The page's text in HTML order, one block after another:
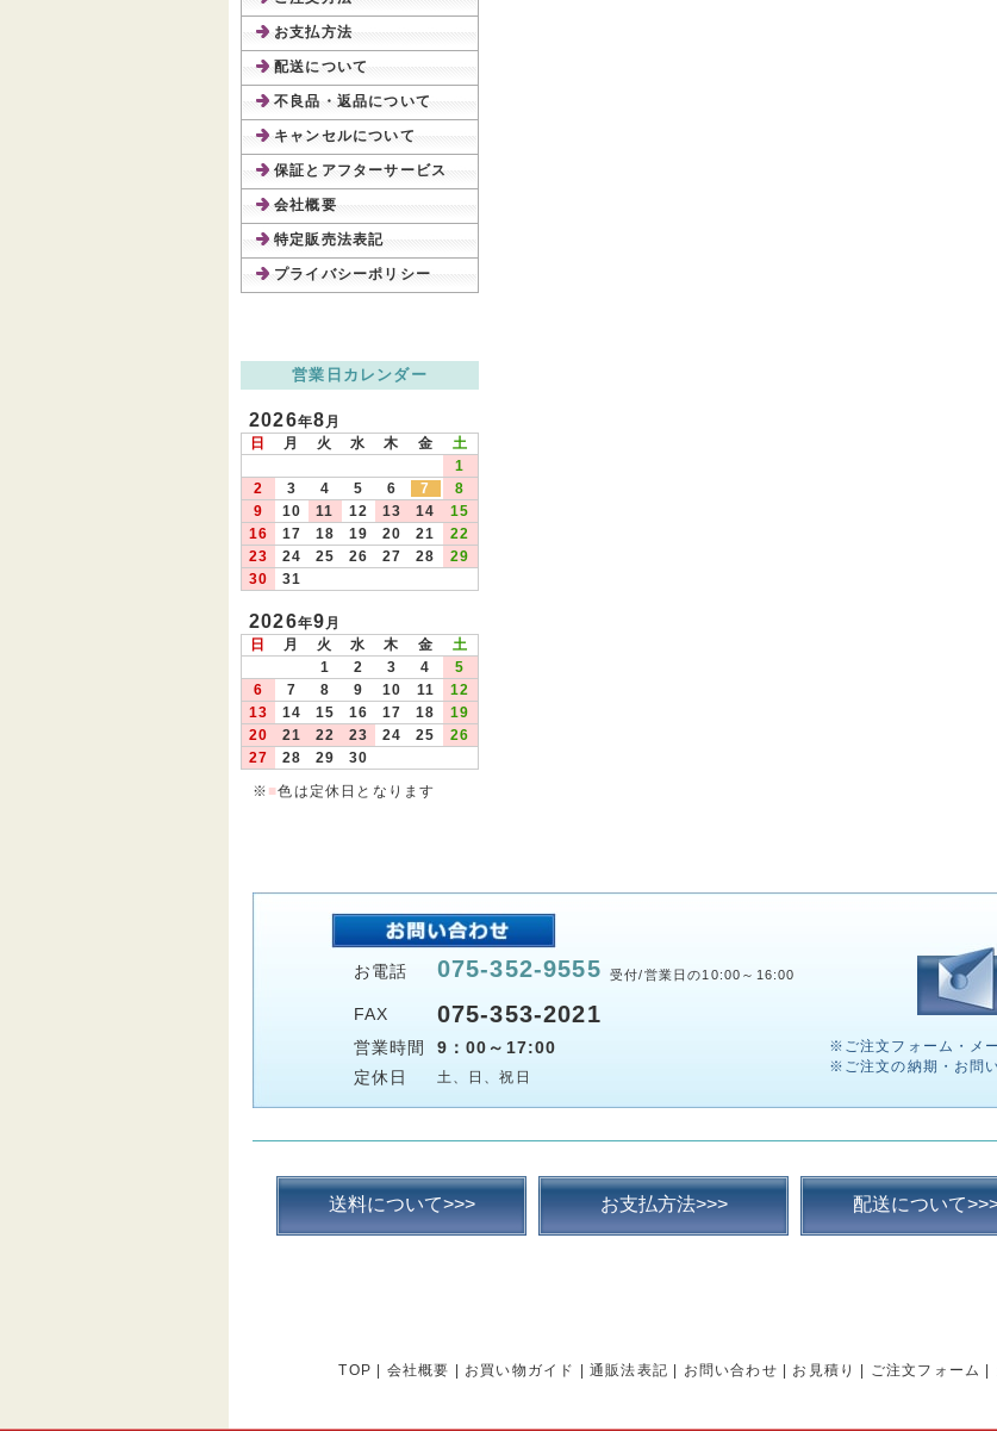
お支払方法
配送について
不良品・返品について
キャンセルについて
保証とアフターサービス
会社概要
特定販売法表記
プライバシーポリシー
営業日カレンダー
2026年8月
日
月 火 水 木 金
土
1
2
3 4 5 6 7
8
9
10 11 12 13 14
15
16
17 18 19 20 21
22
23
24 25 26 27 28
29
30
31
2026年9月
日
月 火 水 木 金
土
1
2 3 4
5
6
7 8 9 10 11
12
13
14 15 16 17 18
19
20
21 22 23 24 25
26
27
28 29
30
※ ■色は定休日となります
お電話 075-352-9555 受付/営業日の10:00～16:00
FAX 075-353-2021
営業時間
9：00～17:00
定休日
土、日、祝日
※ご注文フォーム・メ
※ご注文の納期・お問
送料について>>> お支払方法>>> 配送について
TOP 会社概要 お買い物ガイド 通販法表記 お問い合わせ お見積り ご注文フォーム